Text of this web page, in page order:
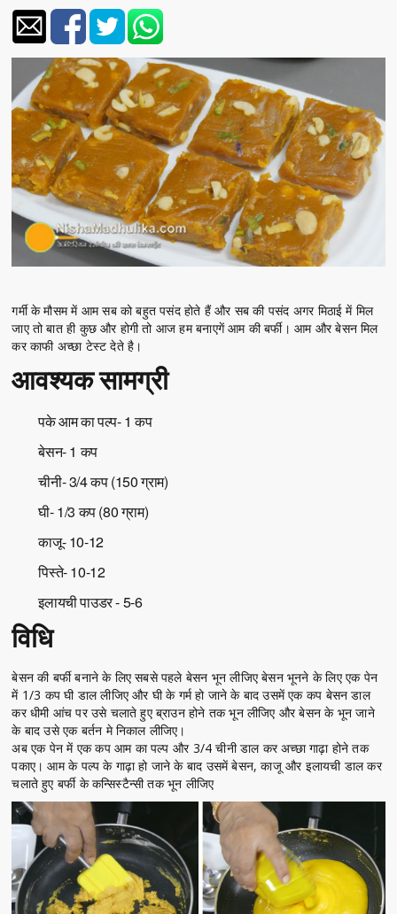
गर्मी के मौसम में आम सब को बहुत पसंद होते हैं और सब की पसंद अगर मिठाई में मिल
जाए तो बात ही कुछ और होगी तो आज हम बनाएगें आम की बर्फी। आम और बेसन मिल
कर काफी अच्छा टेस्ट देते है।
आवश्यक सामग्री
पके आम का पल्प- 1 कप
बेसन- 1 कप
चीनी- 3/4 कप (150 ग्राम)
घी- 1/3 कप (80 ग्राम)
काजू- 10-12
पिस्ते- 10-12
इलायची पाउडर - 5-6
विधि
बेसन की बर्फी बनाने के लिए सबसे पहले बेसन भून लीजिए बेसन भूनने के लिए एक पेन
में 1/3 कप घी डाल लीजिए और घी के गर्म हो जाने के बाद उसमें एक कप बेसन डाल
कर धीमी आंच पर उसे चलाते हुए ब्राउन होने तक भून लीजिए और बेसन के भून जाने
के बाद उसे एक बर्तन मे निकाल लीजिए।
अब एक पेन में एक कप आम का पल्प और 3/4 चीनी डाल कर अच्छागाढ़ा होने तक
पकाए। आम के पल्प के गाढ़ाहो जाने के बाद उसमें बेसन, काजू और इलायची डाल कर
चलाते हुए बर्फी के कन्सिस्टैन्सी तक भून लीजिए